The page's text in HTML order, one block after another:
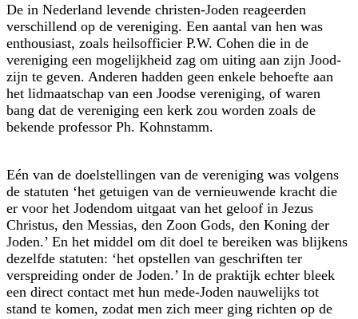
De in Nederland levende christen-Joden reageerden
verschillend op de vereniging. Een aantal van hen was
enthousiast, zoals heilsofficier P.W. Cohen die in de
vereniging een mogelijkheid zag om uiting aan zijn Jood-
zijn te geven. Anderen hadden geen enkele behoefte aan
het lidmaatschap van een Joodse vereniging, of waren
bang dat de vereniging een kerk zou worden zoals de
bekende professor Ph. Kohnstamm.
Eén van de doelstellingen van de vereniging was volgens
de statuten ‘het getuigen van de vernieuwende kracht die
er voor het Jodendom uitgaat van het geloof in Jezus
Christus, den Messias, den Zoon Gods, den Koning der
Joden.’ En het middel om dit doel te bereiken was blijkens
dezelfde statuten: ‘het opstellen van geschriften ter
verspreiding onder de Joden.’ In de praktijk echter bleek
een direct contact met hun mede-Joden nauwelijks tot
stand te komen, zodat men zich meer ging richten op de